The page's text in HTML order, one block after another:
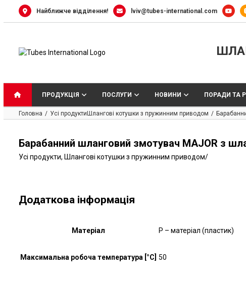
Найближче відділення! lviv@tubes-international.com
ПРОДУКЦІЯ ПОСЛУГИ НОВИНИ ПОРАДИ ТА
Головна Усі продуктиШлангові котушки з пружинним приводом
Барабанний шланговий змотувач MAJOR з
Усі продукти, Шлангові котушки з пружинним приводом/
Додаткова інформація
Матеріал P – матеріал (пластик)
Максимальна робоча температура [°C] 50